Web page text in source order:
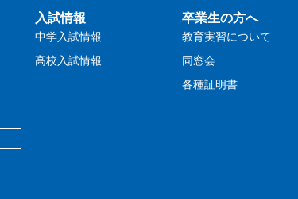
入試情報
中学入試情報
高校入試情報
卒業生の方へ
教育実習について
同窓会
各種証明書